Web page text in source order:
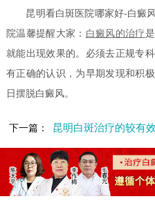
昆明看白斑医院哪家好-白癜风
院温馨提醒大家： 白癜风的治疗
就能出现效果的。必须去正规专
有正确的认识，为早期发现和积
日摆脱白癜风。
下一篇： 昆明白斑治疗的较有效医院